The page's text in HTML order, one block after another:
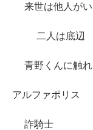
来世は他人が
二人は底辺
青野くんに触
アルファポリス
詐騎士